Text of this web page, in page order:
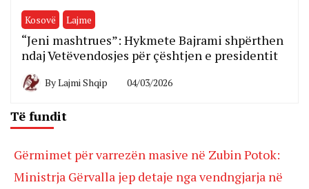
Kosovë Lajme
“Jeni mashtrues”: Hykmete Bajrami shpërthen
ndaj Vetëvendosjes për çështjen e presidentit
ByLajmi Shqip 04/03/2026
Të fundit
Gërmimet për varrezën masive në Zubin Potok:
Ministrja Gërvalla jep detaje nga vendngjarja në